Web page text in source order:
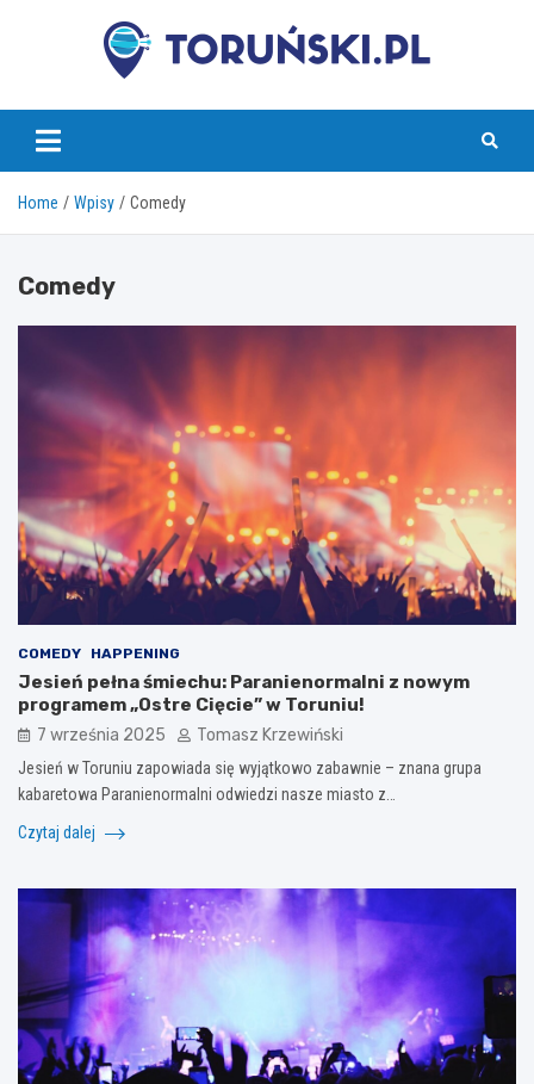
torunski.pl
Home Wpisy Comedy
Comedy
COMEDY HAPPENING
Jesień pełna śmiechu: Paranienormalni z nowym
programem „Ostre Cięcie” w Toruniu!
7 września 2025 Tomasz Krzewiński
Jesień w Toruniu zapowiada się wyjątkowo zabawnie – znana grupa
kabaretowa Paranienormalni odwiedzi nasze miasto z…
Czytaj dalej